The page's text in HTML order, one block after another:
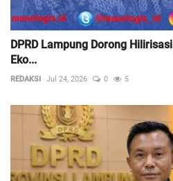
DPRD Lampung Dorong
Eko...
REDAKSI Jul 24, 2026 0 5